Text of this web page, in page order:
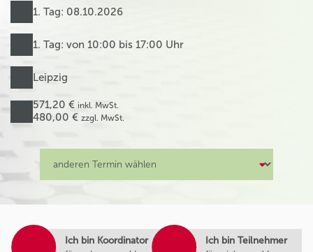
1. Tag: 08.10.2026
1. Tag: von 10:00 bis 17:00 Uhr
Leipzig
571,20 € inkl. MwSt.
480,00 € zzgl. MwSt.
Ich bin Koordinator Ich bin Teilnehmer